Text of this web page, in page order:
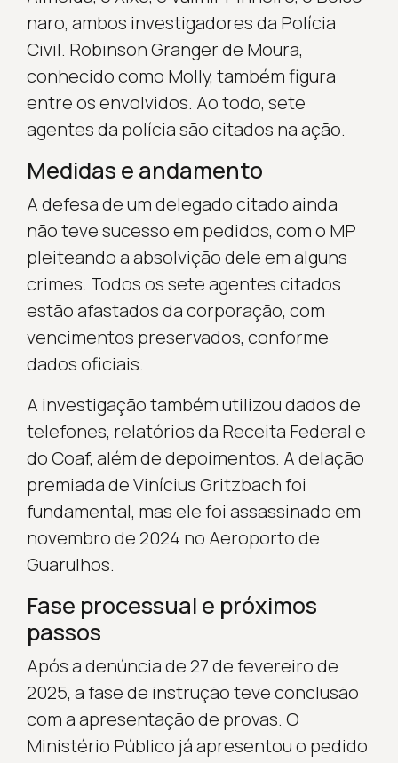
naro, ambos investigadores da Polícia
Civil. Robinson Granger de Moura,
conhecido como Molly, também figura
entre os envolvidos. Ao todo, sete
agentes da polícia são citados na ação.
Medidas e andamento
A defesa de um delegado citado ainda
não teve sucesso em pedidos, com o MP
pleiteando a absolvição dele em alguns
crimes. Todos os sete agentes citados
estão afastados da corporação, com
vencimentos preservados, conforme
dados oficiais.
A investigação também utilizou dados de
telefones, relatórios da Receita Federal e
do Coaf, além de depoimentos. A delação
premiada de Vinícius Gritzbach foi
fundamental, mas ele foi assassinado em
novembro de 2024 no Aeroporto de
Guarulhos.
Fase processual e próximos
passos
Após a denúncia de 27 de fevereiro de
2025, a fase de instrução teve conclusão
com a apresentação de provas. O
Ministério Público já apresentou o pedido